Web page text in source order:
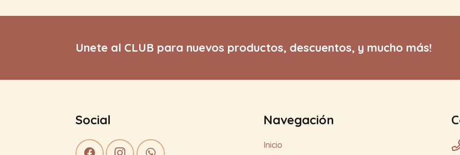
Unete al CLUB para nuevos productos, descuentos, y mucho más!
Social Navegación
Inicio